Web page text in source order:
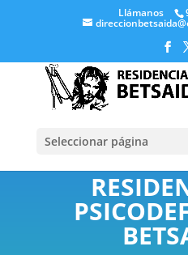
Llámanos
Seleccionar página